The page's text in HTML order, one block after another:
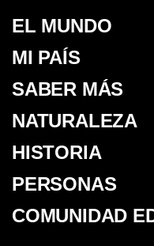
EL MUNDO
MI PAÍS
SABER MÁS
NATURALEZA
HISTORIA
PERSONAS
COMUNIDAD